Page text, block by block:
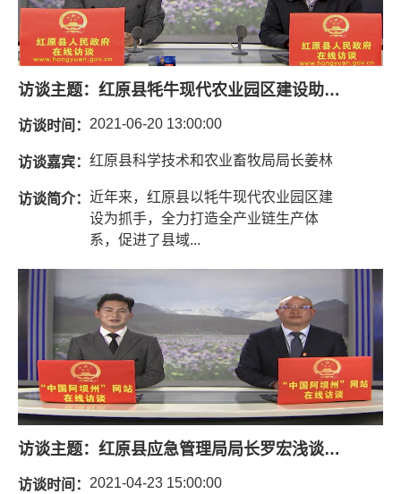
访谈主题： 红原县牦牛现代农业园区建设助推县域生态保护和畜牧业高质量发展
访谈时间： 2021-06-20 13:00:00
访谈嘉宾： 红原县科学技术和农业畜牧局局长姜林
访谈简介： 近年来，红原县以牦牛现代农业园区建
设为抓手，全力打造全产业链生产体
系，促进了县域...
访谈主题： 红原县应急管理局局长罗宏浅谈森林草原防灭火工作
访谈时间： 2021-04-23 15:00:00